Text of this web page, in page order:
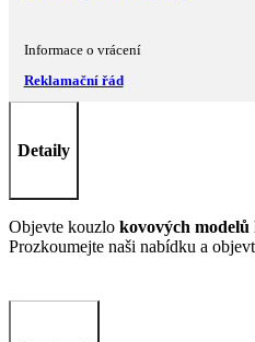
Informace o vrácení
Reklamační řád
Detaily
Objevte kouzlo kovových
Prozkoumejte naši nabídku a